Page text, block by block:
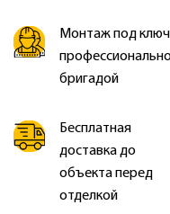
Монтаж под ключ
бригадой
Бесплатная
доставка до
объекта перед
отделкой